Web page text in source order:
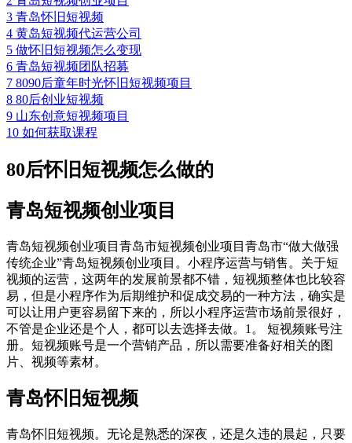
3 青岛怀旧短视频
4 黄岛短视频代运营公司
5 做怀旧短视频怎么变现
6 青岛短视频团队招募
7 8090后童年时光怀旧短视频项目
8 80后创业短视频
9 山东创意短视频项目
10 如何获取课程
80后怀旧短视频怎么做的
青岛短视频创业项目
青岛短视频创业项目青岛市短视频创业项目青岛市“做大做强
传统企业”青岛短视频创业项目。小程序运营与销售。关于短
视频的运营，这两年的发展前景都不错，短视频整体也比较容
易，但是小程序作为后期维护和促成交易的一种方法，确实是
可以让用户更容易留下来的，所以小程序运营市场前景很好，
不管是企业还是个人，都可以去选择去做。1。 短视频账号注
册。短视频账号是一个营销产品，所以需要准备好相关的图
片、视频等素材。
青岛怀旧短视频
青岛怀旧短视频。无论是熟悉的深夜，还是久违的晨起，只要